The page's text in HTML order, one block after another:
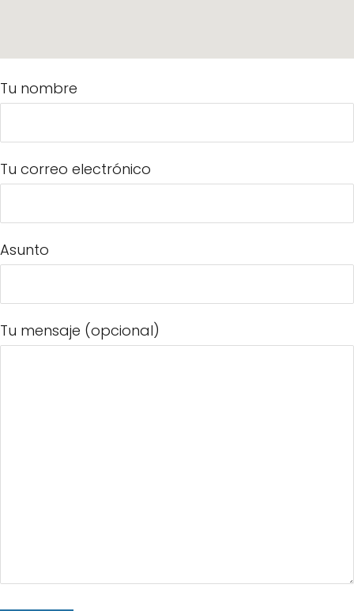
Tu nombre
Tu correo electrónico
Asunto
Tu mensaje (opcional)